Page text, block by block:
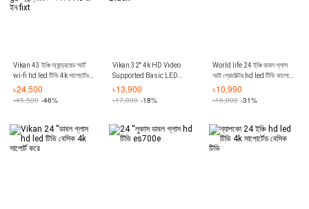
Vikan 43 ইঞ্চি অ্যান্ড্রয়েড স্মার্ট
wi-fi hd led টিভি 4k সাপোর্টেড
ram 2 gb rom 16 gb
অ্যান্ড্রয়েড ভার্সন 11.0 বিল্ট-ইন fixt
৳24,500
৳45,500 -46%
Vikan 32'' 4k HD Video
Supported Basic LED
Television - Black
৳13,900
৳17,000 -18%
World life 24 ইঞ্চি ডাবল গ্লাস
আই প্রোটেক্টর hd led টিভি কালো
4k সাপোর্ট করে
৳10,990
৳16,000 -31%